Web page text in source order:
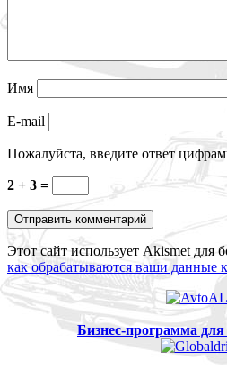
Имя
E-mail
Пожалуйста, введите ответ
2 + 3 =
Этот сайт использует Akismet для
как обрабатываются ваши данные
Бизнес-программа для